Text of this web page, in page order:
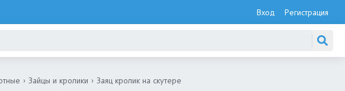
Вход Регистрация
Зайцы и кролики Заяц кролик на скутере